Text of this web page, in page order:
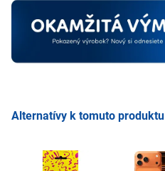
Alternatívy k tomuto produktu